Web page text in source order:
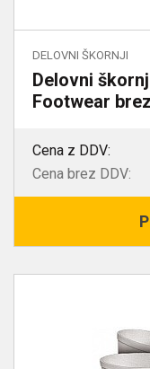
DELOVNI ŠKORNJI
Delovni
Footwear
Cena z DDV:
Cena brez DDV: